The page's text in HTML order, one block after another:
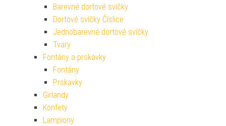
Barevné dortové svíčky
Dortové svíčky Číslice
Jednobarevné dortové svíčky
Tvary
Fontány a prskavky
Fontány
Prskavky
Girlandy
Konfety
Lampiony